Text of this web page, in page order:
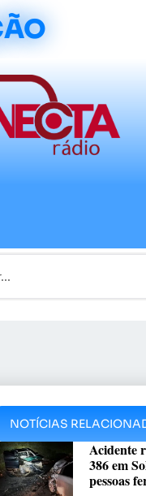
NOTÍCIAS
Acidente
386 em
pessoas